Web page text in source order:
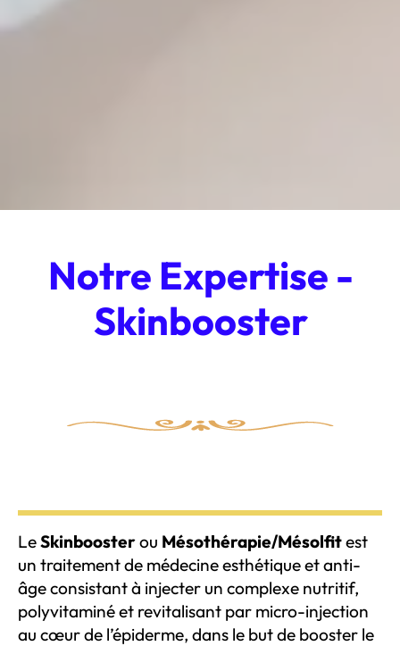
Notre Expertise -
Skinbooster
LeSkinboosterou Mésothérapie/Mésolfitest
un traitement de médecine esthétique et anti-
âge consistant à injecter un complexe nutritif,
polyvitaminé et revitalisant par micro-injection
au cœur de l’épiderme, dans le but de booster le